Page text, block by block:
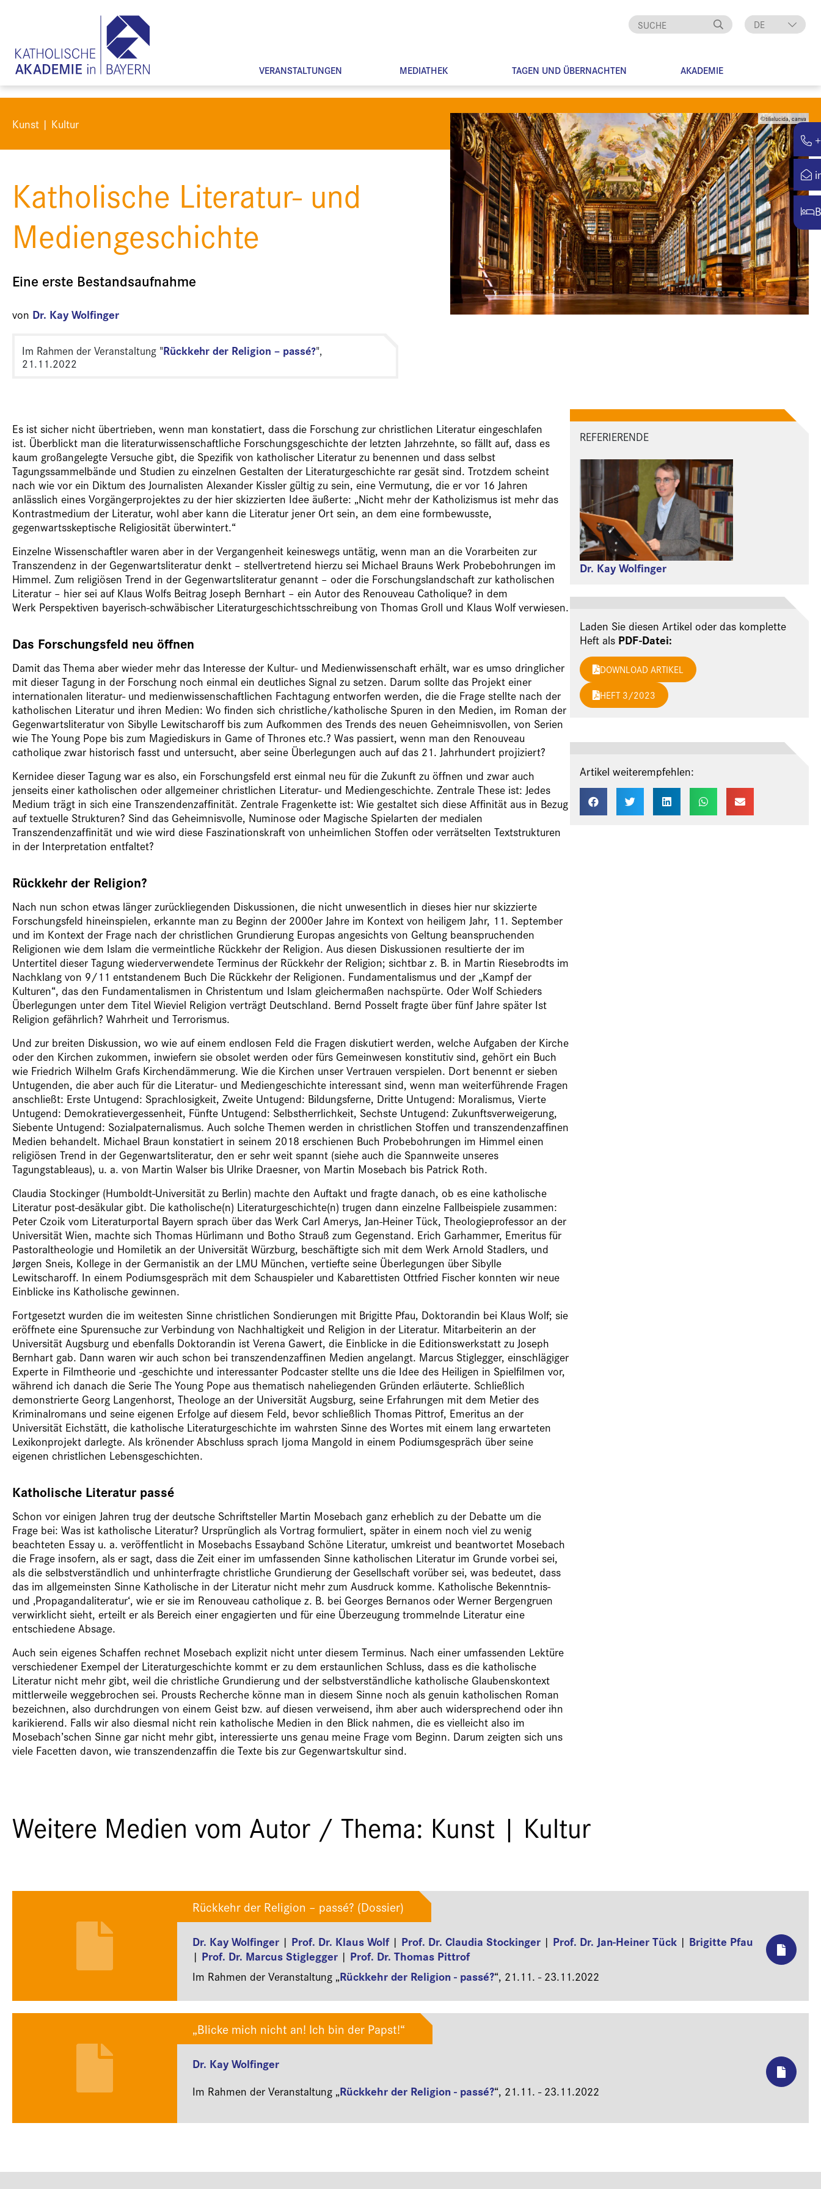
DE
VERANSTALTUNGEN MEDIATHEK TAGEN UND ÜBERNACHTEN AKADEMIE
Kunst | Kultur
Katholische Literatur- und
Mediengeschichte
Eine erste Bestandsaufnahme
von Dr. Kay Wolfinger
Im Rahmen der Veranstaltung "Rückkehr der Religion – passé?",
21.11.2022
©tilialucida, canva
Es ist sicher nicht übertrieben, wenn man konstatiert, dass die Forschung zur christlichen Literatur eingeschlafen
ist. Überblickt man die literaturwissenschaftliche Forschungsgeschichte der letzten Jahrzehnte, so fällt auf, dass es
kaum großangelegte Versuche gibt, die Spezifik von katholischer Literatur zu benennen und dass selbst
Tagungssammelbände und Studien zu einzelnen Gestalten der Literaturgeschichte rar gesät sind. Trotzdem scheint
nach wie vor ein Diktum des Journalisten Alexander Kissler gültig zu sein, eine Vermutung, die er vor 16 Jahren
anlässlich eines Vorgängerprojektes zu der hier skizzierten Idee äußerte: „Nicht mehr der Katholizismus ist mehr das
Kontrastmedium der Literatur, wohl aber kann die Literatur jener Ort sein, an dem eine formbewusste,
gegenwartsskeptische Religiosität überwintert.“
Einzelne Wissenschaftler waren aber in der Vergangenheit keineswegs untätig, wenn man an die Vorarbeiten zur
Transzendenz in der Gegenwartsliteratur denkt – stellvertretend hierzu sei Michael Brauns Werk Probebohrungen im
Himmel. Zum religiösen Trend in der Gegenwartsliteratur genannt – oder die Forschungslandschaft zur katholischen
Literatur – hier sei auf Klaus Wolfs Beitrag Joseph Bernhart – ein Autor des Renouveau Catholique? in dem
Werk Perspektiven bayerisch-schwäbischer Literaturgeschichtsschreibung von Thomas Groll und Klaus Wolf verwiesen.
Das Forschungsfeld neu öffnen
Damit das Thema aber wieder mehr das Interesse der Kultur- und Medienwissenschaft erhält, war es umso dringlicher
mit dieser Tagung in der Forschung noch einmal ein deutliches Signal zu setzen. Darum sollte das Projekt einer
internationalen literatur- und medienwissenschaftlichen Fachtagung entworfen werden, die die Frage stellte nach der
katholischen Literatur und ihren Medien: Wo finden sich christliche/katholische Spuren in den Medien, im Roman der
Gegenwartsliteratur von Sibylle Lewitscharoff bis zum Aufkommen des Trends des neuen Geheimnisvollen, von Serien
wie The Young Pope bis zum Magiediskurs in Game of Thrones etc.? Was passiert, wenn man den Renouveau
catholique zwar historisch fasst und untersucht, aber seine Überlegungen auch auf das 21. Jahrhundert projiziert?
Kernidee dieser Tagung war es also, ein Forschungsfeld erst einmal neu für die Zukunft zu öffnen und zwar auch
jenseits einer katholischen oder allgemeiner christlichen Literatur- und Mediengeschichte. Zentrale These ist: Jedes
Medium trägt in sich eine Transzendenzaffinität. Zentrale Fragenkette ist: Wie gestaltet sich diese Affinität aus in Bezug
auf textuelle Strukturen? Sind das Geheimnisvolle, Numinose oder Magische Spielarten der medialen
Transzendenzaffinität und wie wird diese Faszinationskraft von unheimlichen Stoffen oder verrätselten Textstrukturen
in der Interpretation entfaltet?
Rückkehr der Religion?
Nach nun schon etwas länger zurückliegenden Diskussionen, die nicht unwesentlich in dieses hier nur skizzierte
Forschungsfeld hineinspielen, erkannte man zu Beginn der 2000er Jahre im Kontext von heiligem Jahr, 11. September
und im Kontext der Frage nach der christlichen Grundierung Europas angesichts von Geltung beanspruchenden
Religionen wie dem Islam die vermeintliche Rückkehr der Religion. Aus diesen Diskussionen resultierte der im
Untertitel dieser Tagung wiederverwendete Terminus der Rückkehr der Religion; sichtbar z. B. in Martin Riesebrodts im
Nachklang von 9/11 entstandenem Buch Die Rückkehr der Religionen. Fundamentalismus und der „Kampf der
Kulturen“, das den Fundamentalismen in Christentum und Islam gleichermaßen nachspürte. Oder Wolf Schieders
Überlegungen unter dem Titel Wieviel Religion verträgt Deutschland. Bernd Posselt fragte über fünf Jahre später Ist
Religion gefährlich? Wahrheit und Terrorismus.
Und zur breiten Diskussion, wo wie auf einem endlosen Feld die Fragen diskutiert werden, welche Aufgaben der Kirche
oder den Kirchen zukommen, inwiefern sie obsolet werden oder fürs Gemeinwesen konstitutiv sind, gehört ein Buch
wie Friedrich Wilhelm Grafs Kirchendämmerung. Wie die Kirchen unser Vertrauen verspielen. Dort benennt er sieben
Untugenden, die aber auch für die Literatur- und Mediengeschichte interessant sind, wenn man weiterführende Fragen
anschließt: Erste Untugend: Sprachlosigkeit, Zweite Untugend: Bildungsferne, Dritte Untugend: Moralismus, Vierte
Untugend: Demokratievergessenheit, Fünfte Untugend: Selbstherrlichkeit, Sechste Untugend: Zukunftsverweigerung,
Siebente Untugend: Sozialpaternalismus. Auch solche Themen werden in christlichen Stoffen und transzendenzaffinen
Medien behandelt. Michael Braun konstatiert in seinem 2018 erschienen Buch Probebohrungen im Himmel einen
religiösen Trend in der Gegenwartsliteratur, den er sehr weit spannt (siehe auch die Spannweite unseres
Tagungstableaus), u. a. von Martin Walser bis Ulrike Draesner, von Martin Mosebach bis Patrick Roth.
Claudia Stockinger (Humboldt-Universität zu Berlin) machte den Auftakt und fragte danach, ob es eine katholische
Literatur post-desäkular gibt. Die katholische(n) Literaturgeschichte(n) trugen dann einzelne Fallbeispiele zusammen:
Peter Czoik vom Literaturportal Bayern sprach über das Werk Carl Amerys, Jan-Heiner Tück, Theologieprofessor an der
Universität Wien, machte sich Thomas Hürlimann und Botho Strauß zum Gegenstand. Erich Garhammer, Emeritus für
Pastoraltheologie und Homiletik an der Universität Würzburg, beschäftigte sich mit dem Werk Arnold Stadlers, und
Jørgen Sneis, Kollege in der Germanistik an der LMU München, vertiefte seine Überlegungen über Sibylle
Lewitscharoff. In einem Podiumsgespräch mit dem Schauspieler und Kabarettisten Ottfried Fischer konnten wir neue
Einblicke ins Katholische gewinnen.
Fortgesetzt wurden die im weitesten Sinne christlichen Sondierungen mit Brigitte Pfau, Doktorandin bei Klaus Wolf; sie
eröffnete eine Spurensuche zur Verbindung von Nachhaltigkeit und Religion in der Literatur. Mitarbeiterin an der
Universität Augsburg und ebenfalls Doktorandin ist Verena Gawert, die Einblicke in die Editionswerkstatt zu Joseph
Bernhart gab. Dann waren wir auch schon bei transzendenzaffinen Medien angelangt. Marcus Stiglegger, einschlägiger
Experte in Filmtheorie und -geschichte und interessanter Podcaster stellte uns die Idee des Heiligen in Spielfilmen vor,
während ich danach die Serie The Young Pope aus thematisch naheliegenden Gründen erläuterte. Schließlich
demonstrierte Georg Langenhorst, Theologe an der Universität Augsburg, seine Erfahrungen mit dem Metier des
Kriminalromans und seine eigenen Erfolge auf diesem Feld, bevor schließlich Thomas Pittrof, Emeritus an der
Universität Eichstätt, die katholische Literaturgeschichte im wahrsten Sinne des Wortes mit einem lang erwarteten
Lexikonprojekt darlegte. Als krönender Abschluss sprach Ijoma Mangold in einem Podiumsgespräch über seine
eigenen christlichen Lebensgeschichten.
Katholische Literatur passé
Schon vor einigen Jahren trug der deutsche Schriftsteller Martin Mosebach ganz erheblich zu der Debatte um die
Frage bei: Was ist katholische Literatur? Ursprünglich als Vortrag formuliert, später in einem noch viel zu wenig
beachteten Essay u. a. veröffentlicht in Mosebachs Essayband Schöne Literatur, umkreist und beantwortet Mosebach
die Frage insofern, als er sagt, dass die Zeit einer im umfassenden Sinne katholischen Literatur im Grunde vorbei sei,
als die selbstverständlich und unhinterfragte christliche Grundierung der Gesellschaft vorüber sei, was bedeutet, dass
das im allgemeinsten Sinne Katholische in der Literatur nicht mehr zum Ausdruck komme. Katholische Bekenntnis-
und ‚Propagandaliteratur‘, wie er sie im Renouveau catholique z. B. bei Georges Bernanos oder Werner Bergengruen
verwirklicht sieht, erteilt er als Bereich einer engagierten und für eine Überzeugung trommelnde Literatur eine
entschiedene Absage.
Auch sein eigenes Schaffen rechnet Mosebach explizit nicht unter diesem Terminus. Nach einer umfassenden Lektüre
verschiedener Exempel der Literaturgeschichte kommt er zu dem erstaunlichen Schluss, dass es die katholische
Literatur nicht mehr gibt, weil die christliche Grundierung und der selbstverständliche katholische Glaubenskontext
mittlerweile weggebrochen sei. Prousts Recherche könne man in diesem Sinne noch als genuin katholischen Roman
bezeichnen, also durchdrungen von einem Geist bzw. auf diesen verweisend, ihm aber auch widersprechend oder ihn
karikierend. Falls wir also diesmal nicht rein katholische Medien in den Blick nahmen, die es vielleicht also im
Mosebach’schen Sinne gar nicht mehr gibt, interessierte uns genau meine Frage vom Beginn. Darum zeigten sich uns
viele Facetten davon, wie transzendenzaffin die Texte bis zur Gegenwartskultur sind.
REFERIERENDE
Dr. Kay Wolfinger
Laden Sie diesen Artikel oder das komplette
Heft als PDF-Datei:
DOWNLOAD ARTIKEL
HEFT 3/2023
Artikel weiterempfehlen:
Weitere Medien vom Autor / Thema: Kunst | Kultur
Rückkehr der Religion – passé? (Dossier)
Dr. Kay Wolfinger | Prof. Dr. Klaus Wolf| Prof. Dr. Claudia Stockinger | Prof. Dr. Jan-Heiner Tück | Brigitte Pfau
| Prof. Dr. Marcus Stiglegger | Prof. Dr. Thomas Pittrof
Im Rahmen der Veranstaltung „Rückkehr der Religion - passé?“, 21.11. - 23.11.2022
„Blicke mich nicht an! Ich bin der Papst!“
Dr. Kay Wolfinger
Im Rahmen der Veranstaltung „Rückkehr der Religion - passé?“, 21.11. - 23.11.2022